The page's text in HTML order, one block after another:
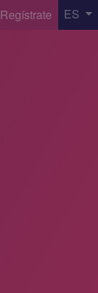
Regístrate ES